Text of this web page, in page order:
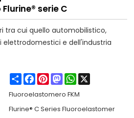
serie C
tra cui quello automobilistico,
elettrodomestici e dell'industria
ShareFacebook
PinterestMastodonWhatsApp
Fluoroelastomero FKM
Flurine® C Series Fluoroelastomer